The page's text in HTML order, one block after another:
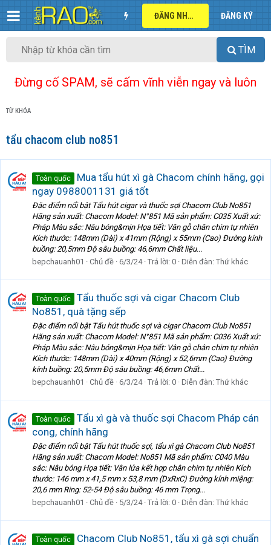
ĐĂNG NHẬP ĐĂNG KÝ
TÌM
Đừng cố SPAM, sẽ cấm vĩnh viễn ngay và luôn
TỪ KHÓA
tẩu chacom club no851
Toàn quốc
Mua tẩu hút xì gà Chacom chính hãng, gọi
ngay 0988001131 giá tốt
Đặc điểm nổi bật Tẩu hút cigar và thuốc sợi Chacom Club No851
Hãng sản xuất: Chacom Model: N°851 Mã sản phẩm: C035 Xuất xứ:
Pháp Màu sắc: Nâu bóng&mịn Họa tiết: Vân gỗ chân chim tự nhiên
Kích thước: 148mm (Dài) x 41mm (Rộng) x 55mm (Cao) Đường kính
buồng: 20,5mm Độ sâu buồng: 46,6mm Chất liệu...
bepchauanh01
Chủ đề 6/3/24 Trả lời: 0 Diễn đàn: Thứ khác
Toàn quốc
Tẩu thuốc sợi và cigar Chacom Club
No851, quà tặng sếp
Đặc điểm nổi bật Tẩu hút thuốc sợi và cigar Chacom Club No851
Hãng sản xuất: Chacom Model: N°851 Mã sản phẩm: C036 Xuất xứ:
Pháp Màu sắc: Nâu bóng&mịn Họa tiết: Vân gỗ chân chim tự nhiên
Kích thước: 148mm (Dài) x 40mm (Rộng) x 52,6mm (Cao) Đường
kính buồng: 20,5mm Độ sâu buồng: 46,6mm Chất...
bepchauanh01
Chủ đề 6/3/24 Trả lời: 0 Diễn đàn: Thứ khác
Toàn quốc
Tẩu xì gà và thuốc sợi Chacom Pháp cán
cong, chính hãng
Đặc điểm nổi bật Tẩu hút thuốc sợi, tẩu xì gà Chacom Club No851
Hãng sản xuất: Chacom Model: No851 Mã sản phẩm: C040 Màu
sắc: Nâu bóng Họa tiết: Vân lửa kết hợp chân chim tự nhiên Kích
thước: 146 mm x 41,5 mm x 53,8 mm (DxRxC) Đường kính miệng:
20,6 mm Ring: 52-54 Độ sâu buồng: 46 mm Trọng...
bepchauanh01
Chủ đề 5/3/24 Trả lời: 0 Diễn đàn: Thứ khác
Toàn quốc
Chacom Club No851, tẩu xì gà sợi chuẩn